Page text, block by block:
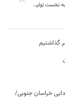
شهرستان سربیشه رتبه نخست تولید گل‌محمدی خراسان جنوبی
گذاشتیم
خراسان جنوبی/